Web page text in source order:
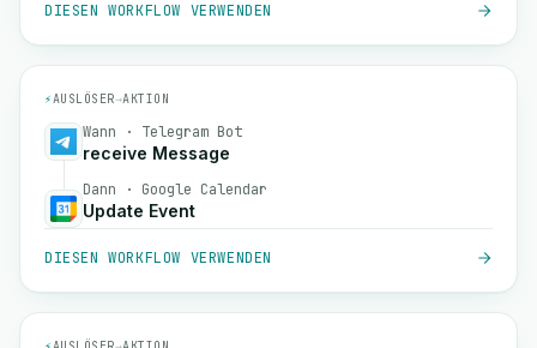
DIESEN WORKFLOW VERWENDEN
⚡AUSLÖSER→AKTION
Wann · Telegram Bot
receive Message
Dann · Google Calendar
Update Event
DIESEN WORKFLOW VERWENDEN